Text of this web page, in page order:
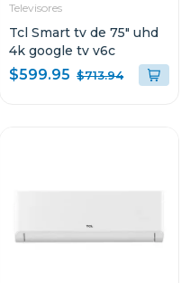
Televisores
Tcl Smart tv de 75" uhd
4k google tv v6c
$599.95 $713.94